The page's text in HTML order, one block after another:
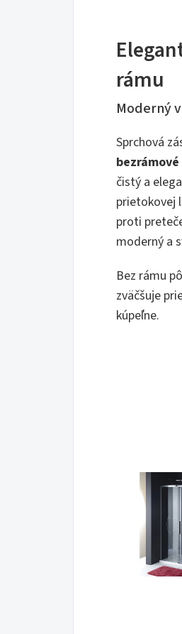
rámu
Moderný
Sprchová
čistý a
prietokovej
proti
moderný a
Bez rámu
zväčšuje
kúpeľne.